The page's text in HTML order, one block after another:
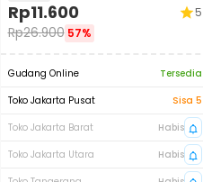
Rp11.600
Rp26.900 57%
5
Gudang Online
Tersedia
Toko Jakarta Pusat
Sisa 5
Toko Jakarta Barat
Habis
Toko Jakarta Utara
Habis